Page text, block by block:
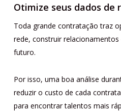
Otimize seus dados de
Toda grande contratação traz
rede, construir
futuro.
Por isso, uma boa análise
reduzir o custo de cada
para encontrar talentos mais